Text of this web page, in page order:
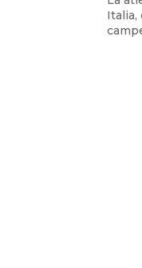
Italia,